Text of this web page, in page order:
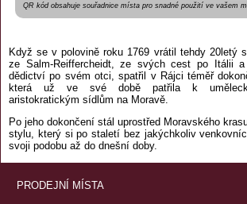
QR kód obsahuje souřadnice místa pro snadné použití ve vašem
Když se v polovině roku 1769 vrátil tehdy 20letý
ze Salm-Reiffercheidt, ze svých cest po Itálii a
dědictví po svém otci, spatřil v Rájci téměř
která už ve své době patřila k umělecky
aristokratickým sídlům na Moravě.
Po jeho dokončení stál uprostřed Moravského
stylu, který si po staletí bez jakýchkoliv
svoji podobu až do dnešní doby.
PRODEJNÍ MÍSTA